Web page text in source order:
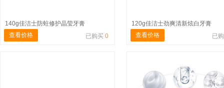
140g佳洁士防蛀修护晶莹牙膏
查看价格
已购买 0
120g佳洁士劲爽清新炫白牙膏
查看价格
已